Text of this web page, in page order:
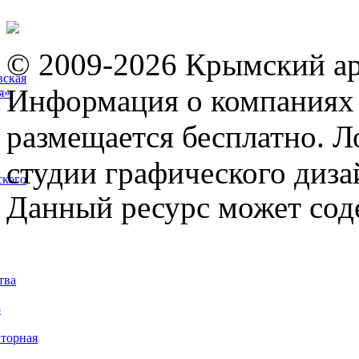
© 2009-2026 Крымский
Информация о компаниях
размещается бесплатно.
студии графического
Данный ресурс может